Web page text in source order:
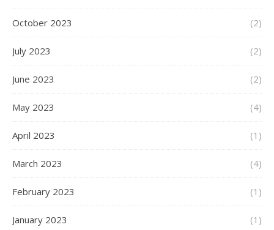
October 2023 (2)
July 2023 (2)
June 2023 (2)
May 2023 (4)
April 2023 (1)
March 2023 (4)
February 2023 (1)
January 2023 (1)